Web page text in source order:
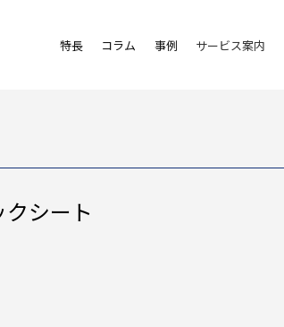
特長 コラム 事例 サービス案内
シート